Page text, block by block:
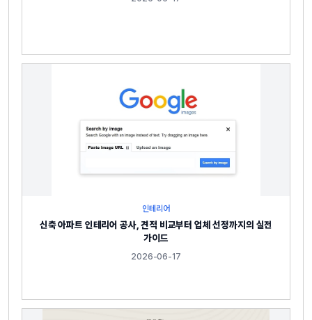
인테리어
신축 아파트 인테리어 공사, 견적 비교부터 업체 선정까지의 실전
가이드
2026-06-17